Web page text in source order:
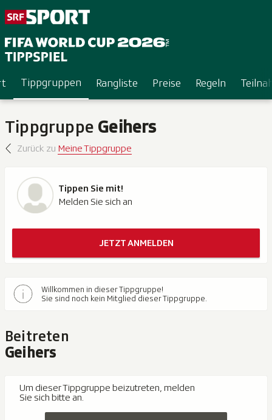
Tippgruppen Rangliste Preise Regeln
Tippgruppe Geihers
Zurück zu Meine Tippgruppe
Willkommen in dieser Tippgruppe!
Sie sind noch kein Mitglied dieser Tippgruppe.
Beitreten
Geihers
Um dieser Tippgruppe beizutreten, melden
Sie sich bitte an.
Tippen Sie mit!
Melden Sie sich an
JETZT ANMELDEN